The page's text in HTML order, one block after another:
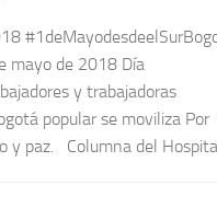
mayo de 2018 Día
y trabajadoras
popular se moviliza Por
y paz. Columna del